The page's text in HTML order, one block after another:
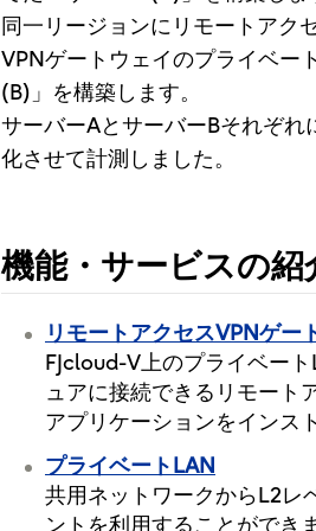
同一リージョンにリモートアク
VPNゲートウェイのプライベー
(B)」を構築します。
サーバーAとサーバーBそれぞ
化させて計測しました。
機能・サービスの紹
リモートアクセスVPNゲー
FJcloud-V上のプライベー
ュアに接続できるリモート
アプリケーションをインス
プライベートLAN
共用ネットワークからL2レ
ントを利用することができ